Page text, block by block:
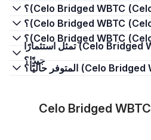
7. هل عملة Celo Bridged WBTC (Celo) تمثل استثمارًا
جيدًا؟
الموارد المُتاحة لعملة Celo Bridged WBTC